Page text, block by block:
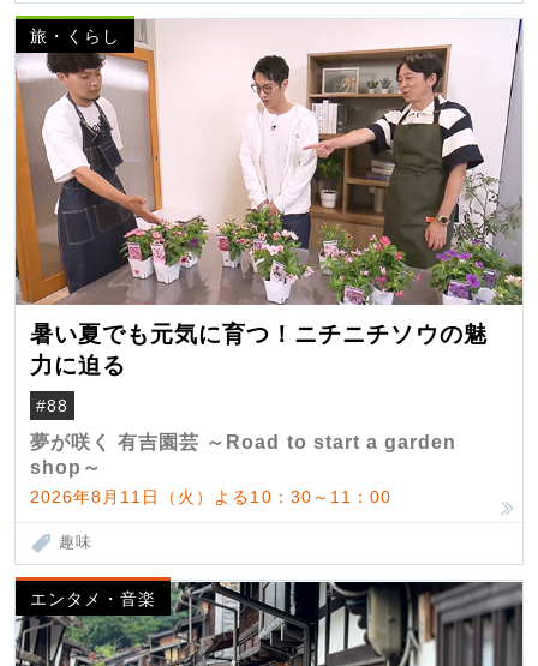
旅・くらし
暑い夏でも元気に育つ！ニチニチソウの魅
力に迫る
#88
夢が咲く 有吉園芸 ～Road to start a garden
shop～
2026年8月11日（火）よる10：30～11：00
趣味
エンタメ・音楽